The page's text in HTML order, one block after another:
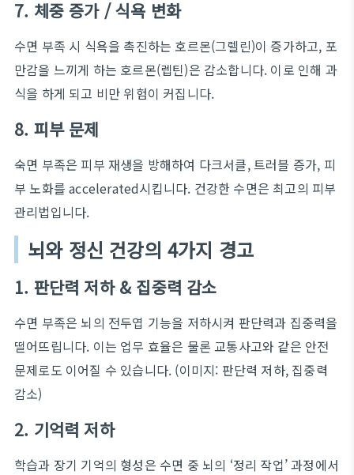
7. 체중 증가 / 식욕 변화
수면 부족 시 식욕을 촉진하는 호르몬(그렐린)이 증가하고, 포
만감을 느끼게 하는 호르몬(렙틴)은 감소합니다. 이로 인해 과
식을 하게 되고 비만 위험이 커집니다.
8. 피부 문제
숙면 부족은 피부 재생을 방해하여 다크서클, 트러블 증가, 피
부 노화를 accelerated시킵니다. 건강한 수면은 최고의 피부
관리법입니다.
뇌와 정신 건강의 4가지 경고
1. 판단력 저하 & 집중력 감소
수면 부족은 뇌의 전두엽 기능을 저하시켜 판단력과 집중력을
떨어뜨립니다. 이는 업무 효율은 물론 교통사고와 같은 안전
문제로도 이어질 수 있습니다. (이미지: 판단력 저하, 집중력
감소)
2. 기억력 저하
학습과 장기 기억의 형성은 수면 중 뇌의 ‘정리 작업’ 과정에서